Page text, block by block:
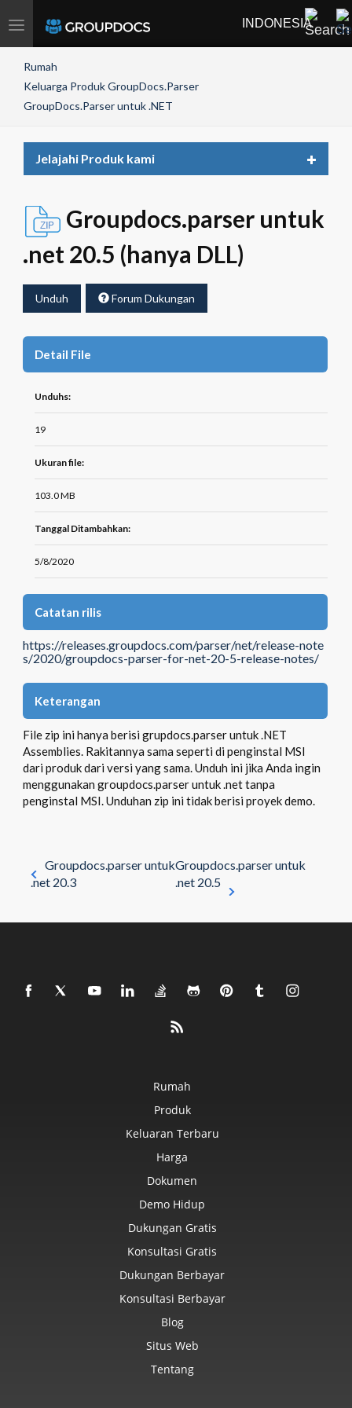
Toggle
INDONESIA
Rumah
Keluarga Produk GroupDocs.Parser
GroupDocs.Parser untuk .NET
Jelajahi Produk kami
Toggle
Groupdocs.parser untuk
.net 20.5 (hanya DLL)
Unduh Forum Dukungan
Detail File
Unduhs:
19
Ukuran file:
103.0 MB
Tanggal Ditambahkan:
5/8/2020
Catatan rilis
https://releases.groupdocs.com/parser/net/release-note
s/2020/groupdocs-parser-for-net-20-5-release-notes/
Keterangan
File zip ini hanya berisi grupdocs.parser untuk .NET
Assemblies. Rakitannya sama seperti di penginstal MSI
dari produk dari versi yang sama. Unduh ini jika Anda ingin
menggunakan groupdocs.parser untuk .net tanpa
penginstal MSI. Unduhan zip ini tidak berisi proyek demo.
Groupdocs.parser untuk
.net 20.3
Groupdocs.parser untuk
.net 20.5
Rumah
Produk
Keluaran Terbaru
Harga
Dokumen
Demo Hidup
Dukungan Gratis
Konsultasi Gratis
Dukungan Berbayar
Konsultasi Berbayar
Blog
Situs Web
Tentang